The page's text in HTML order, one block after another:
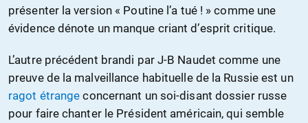
présenter la version « Poutine l’a tué ! » comme une
évidence dénote un manque criant d’esprit critique.
L’autre précédent brandi par J-B Naudet comme une
preuve de la malveillance habituelle de la Russie est un
ragot étrange concernant un soi-disant dossier russe
pour faire chanter le Président américain, qui semble